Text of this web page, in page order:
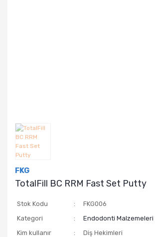
FKG
TotalFill BC RRM Fast Set Putty
Stok Kodu
FKG006
Kategori
Endodonti Malzemeleri
Kim kullanır
Diş Hekimleri